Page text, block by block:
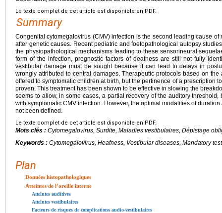
Le texte complet de cet article est disponible en PDF.
Summary
Congenital cytomegalovirus (CMV) infection is the second leading cause
after genetic causes. Recent pediatric and foetopathological autopsy
the physiopathological mechanisms leading to these sensorineural
form of the infection, prognostic factors of deafness are still not fully
vestibular damage must be sought because it can lead to delays in
wrongly attributed to central damages. Therapeutic protocols based on
offered to symptomatic children at birth, but the pertinence of a prescription
proven. This treatment has been shown to be effective in slowing the
seems to allow, in some cases, a partial recovery of the auditory
with symptomatic CMV infection. However, the optimal modalities of
not been defined.
Le texte complet de cet article est disponible en PDF.
Mots clés : Cytomegalovirus, Surdite, Maladies vestibulaires, Dépistage
Keywords : Cytomegalovirus, Heafness, Vestibular diseases, Mandatory
Plan
Données histopathologiques
Atteintes de l’oreille interne
Atteintes auditives
Atteintes vestibulaires
Facteurs de risques de complications audio-vestibulaires